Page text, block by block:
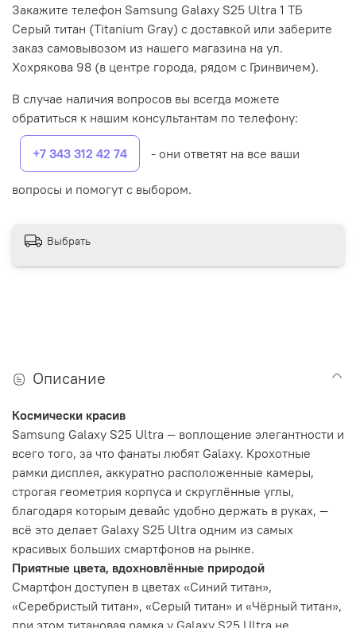
Закажите телефон Samsung Galaxy S25 Ultra 1 ТБ
Серый титан (Titanium Gray) с доставкой или заберите
заказ самовывозом из нашего магазина на ул.
Хохрякова 98 (в центре города, рядом с Гринвичем).
В случае наличия вопросов вы всегда можете
обратиться к нашим консультантам по телефону:
+7 343 312 42 74 - они ответят на все ваши
вопросы и помогут с выбором.
Выбрать
Описание
Космически красив
Samsung Galaxy S25 Ultra — воплощение элегантности и
всего того, за что фанаты любят Galaxy. Крохотные
рамки дисплея, аккуратно расположенные камеры,
строгая геометрия корпуса и скруглённые углы,
благодаря которым девайс удобно держать в руках, —
всё это делает Galaxy S25 Ultra одним из самых
красивых больших смартфонов на рынке.
Приятные цвета, вдохновлённые природой
Смартфон доступен в цветах «Синий титан»,
«Серебристый титан», «Серый титан» и «Чёрный титан»,